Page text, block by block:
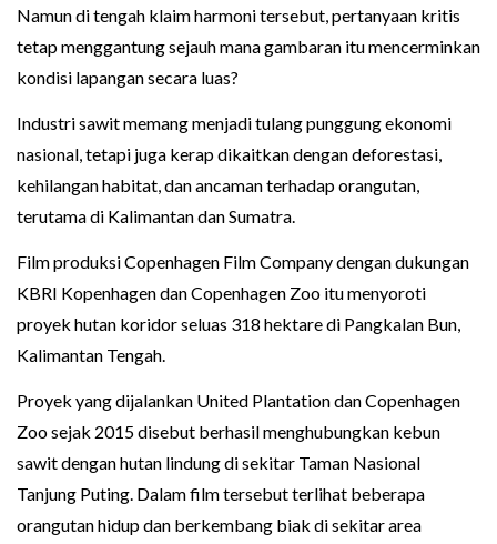
Namun di tengah klaim harmoni tersebut, pertanyaan kritis
tetap menggantung sejauh mana gambaran itu mencerminkan
kondisi lapangan secara luas?
Industri sawit memang menjadi tulang punggung ekonomi
nasional, tetapi juga kerap dikaitkan dengan deforestasi,
kehilangan habitat, dan ancaman terhadap orangutan,
terutama di Kalimantan dan Sumatra.
Film produksi Copenhagen Film Company dengan dukungan
KBRI Kopenhagen dan Copenhagen Zoo itu menyoroti
proyek hutan koridor seluas 318 hektare di Pangkalan Bun,
Kalimantan Tengah.
Proyek yang dijalankan United Plantation dan Copenhagen
Zoo sejak 2015 disebut berhasil menghubungkan kebun
sawit dengan hutan lindung di sekitar Taman Nasional
Tanjung Puting. Dalam film tersebut terlihat beberapa
orangutan hidup dan berkembang biak di sekitar area